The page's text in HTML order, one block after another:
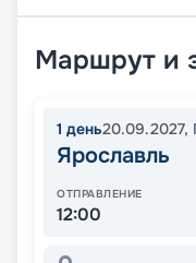
Маршрут и
1 день20.09.2027,
Ярославль
ОТПРАВЛЕНИЕ
12:00